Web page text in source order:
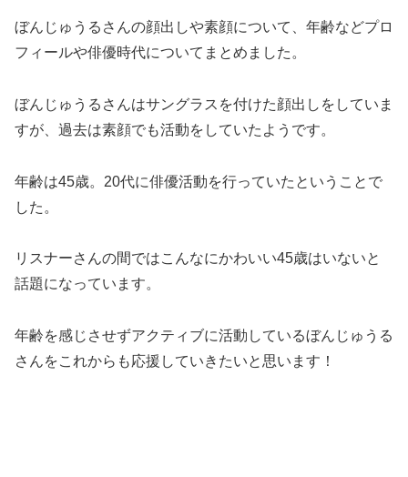
ぼんじゅうるさんの顔出しや素顔について、年齢などプロ
フィールや俳優時代についてまとめました。
ぼんじゅうるさんはサングラスを付けた顔出しをしていま
すが、過去は素顔でも活動をしていたようです。
年齢は45歳。20代に俳優活動を行っていたということで
した。
リスナーさんの間ではこんなにかわいい45歳はいないと
話題になっています。
年齢を感じさせずアクティブに活動しているぼんじゅうる
さんをこれからも応援していきたいと思います！